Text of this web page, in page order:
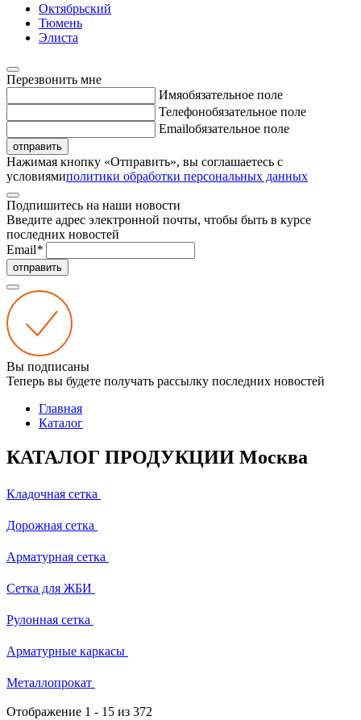
Октябрьский
Тюмень
Элиста
Перезвонить мне
Имяобязательное поле
Телефонобязательное поле
Emailобязательное поле
отправить
Нажимая кнопку «Отправить», вы соглашаетесь с
условиямиполитики обработки персональных данных
Подпишитесь на наши новости
Введите адрес электронной почты, чтобы быть в курсе
последних новостей
Email*
отправить
Вы подписаны
Теперь вы будете получать рассылку последних новостей
Главная
Каталог
КАТАЛОГ ПРОДУКЦИИ Москва
Кладочная сетка
Дорожная сетка
Арматурная сетка
Сетка для ЖБИ
Рулонная сетка
Арматурные каркасы
Металлопрокат
Отображение 1 - 15 из 372